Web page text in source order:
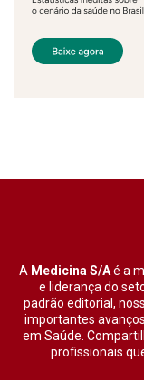
A Medicina S/Aé a
e liderança do
padrão editorial,
importantes
em Saúde.
profissionais